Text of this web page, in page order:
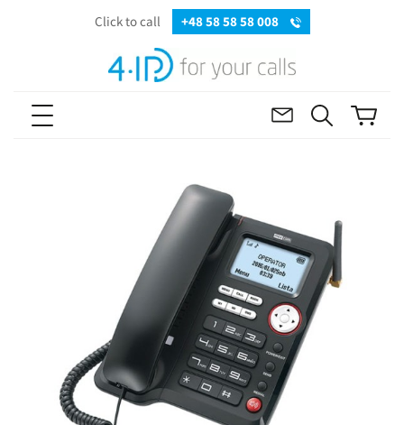
Click to call +48 58 58 58 008